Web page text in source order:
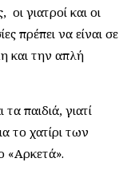
οι γιατροί και οι
πρέπει να είναι σε
και την απλή
παιδιά, γιατί
το χατίρι των
«Αρκετά».